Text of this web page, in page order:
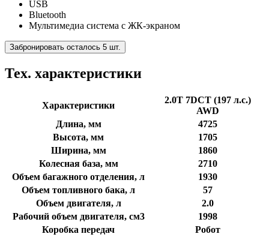
USB
Bluetooth
Мультимедиа система с ЖК-экраном
Забронировать осталось 5 шт.
Тех. характеристики
Характеристики
2.0T 7DCT (197 л.с.)
AWD
Длина, мм
4725
Высота, мм
1705
Ширина, мм
1860
Колесная база, мм
2710
Объем багажного отделения, л
1930
Объем топливного бака, л
57
Объем двигателя, л
2.0
Рабочий объем двигателя, см3
1998
Коробка передач
Робот